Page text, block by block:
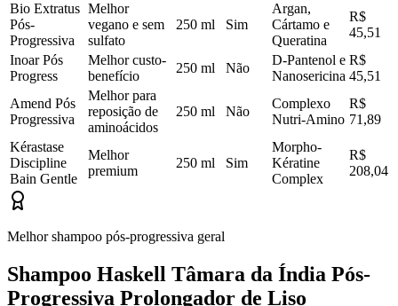
Bio Extratus
Pós-
Progressiva
Melhor
vegano e sem
sulfato
250 ml Sim
Argan,
Cártamo e
Queratina
R$
45,51
Inoar Pós
Progress
Melhor custo-
benefício
250 ml Não
D-Pantenol e
Nanosericina
R$
45,51
Amend Pós
Progressiva
Melhor para
reposição de
aminoácidos
250 ml Não
Complexo
Nutri-Amino
R$
71,89
Kérastase
Discipline
Bain Gentle
Melhor
premium
250 ml Sim
Morpho-
Kératine
Complex
R$
208,04
Melhor shampoo pós-progressiva geral
Shampoo Haskell Tâmara da Índia Pós-
Progressiva Prolongador de Liso